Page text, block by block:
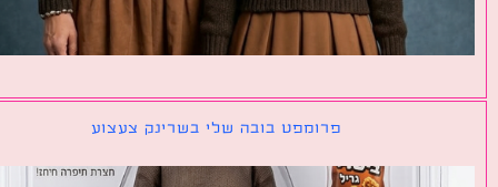
פרומפט בובה שלי בשרינק צעצוע